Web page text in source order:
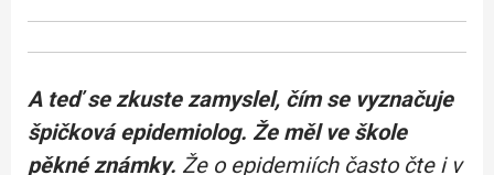
A teď se zkuste zamyslel, čím se vyznačuje
špičková epidemiolog. Že měl ve škole
pěkné známky. Že o epidemiích často čte i v